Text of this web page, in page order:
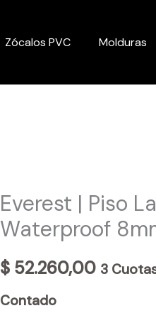
Zócalos PVC Molduras
Everest | Piso
Waterproof
$ 52.260,00 3
Contado